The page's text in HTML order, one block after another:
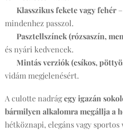
Klasszikus fekete vagy fehér–
mindenhez passzol.
Pasztellszínek (rózsaszín,
és nyári kedvencek.
Mintás verziók (csíkos,
vidám megjelenésért.
A culotte nadrágegy igazán
bármilyen alkalomra megállja a
hétköznapi, elegáns vagy sportos